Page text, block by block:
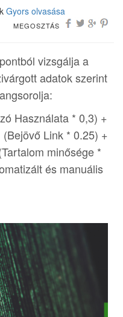
Gyors olvasása
MEGOSZTÁS
vizsgálja a
adatok szerint
Használata * 0,3) +
Link * 0.25) +
minősége *
és manuális